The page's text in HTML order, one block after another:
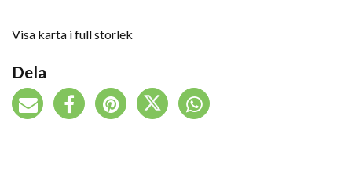
Visa karta i full storlek
Dela